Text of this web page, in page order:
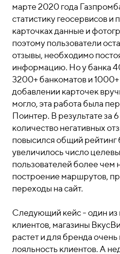
марте 2020 года
статистику геосервисов и
карточках данные и
поэтому пользователи
отзывы, необходимо
информацию. Но у банка
3200+ банкоматов и
добавлении карточек
могло, эта работа была
Поинтер. В результате за
количество негативных
повысился общий рейтинг
увеличилось число
пользователей более чем
построение маршрутов,
переходы на сайт.
Следующий кейс - один из
клиентов, магазины
растет и для бренда
лояльность клиентов. А